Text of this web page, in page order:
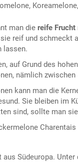
man die reife Frucht
reif und schmeckt
lassen.
auf Grund des
nämlich zwischen
kann man die
Sie bleiben im
sind, sollte man
Südeuropa.